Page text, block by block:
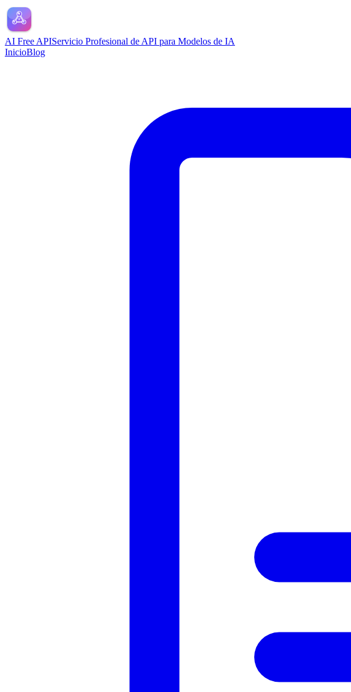
AI Free APIServicio Profesional de API para Modelos de IA
InicioBlog